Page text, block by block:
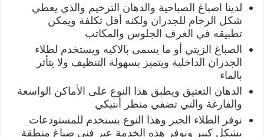
لدينا اصباغ الصباحية والدهان الترخيم والذي يعطي
شكل الرخام للجدران ولكنه أقل تكلفة ويمكن
تطبيقه في الغرف الجلوس والمكاتب
الصباغ الزيتي أو ما يسمى بالاكيه ويستخدم لطلاء
الجدران الداخلية ويتميز بسهولة التنظيف ولا يتأثر
بالماء
الدهان التعتيق ويطبق هذا النوع على الأماكن الواسعة
والفارغة والتي تضفي منظر أنتيكي
نوفر الطلاء الجير وهذا النوع يستخدم للمستودعات
بشكل كبير ونوفر هذه الخدمة عبر فني صباغ منطقة